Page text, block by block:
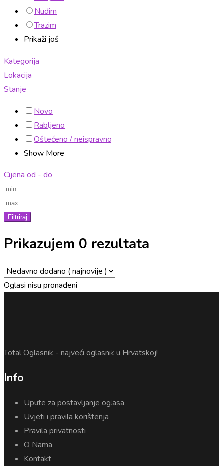
Nudim
Trazim
Prikaži još
Kategorija
Lokacija
Stanje
Novo
Rabljeno
Oštećeno / neispravno
Show More
Cijena od - do
Filtriraj
Prikazujem 0 rezultata
Oglasi nisu pronađeni
Total Oglasnik - najveći oglasnik u Hrvatskoj!
Info
Upute za postavljanje oglasa
Uvjeti i pravila korištenja
Pravila privatnosti
O Nama
Kontakt